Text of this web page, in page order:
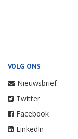
VOLG ONS
Nieuwsbrief
Twitter
Facebook
LinkedIn